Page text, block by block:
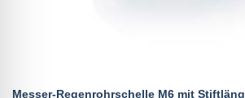
Messer-Regenrohrschelle M6 mit